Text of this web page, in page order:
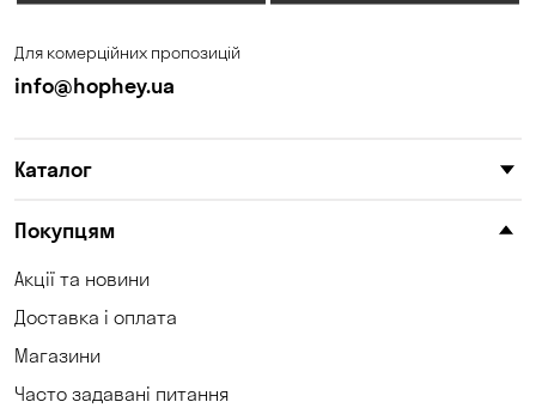
Кам'яні Потоки
Котівка
Кошари
Для комерційних пропозицій
info@hophey.ua
Каталог
Покупцям
Акції та новини
Доставка і оплата
Магазини
Часто задавані питання